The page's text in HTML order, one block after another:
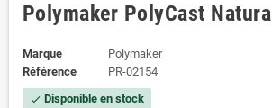
Polymaker PolyCast Natural
Marque
Polymaker
Référence
PR-02154
check Disponible en stock